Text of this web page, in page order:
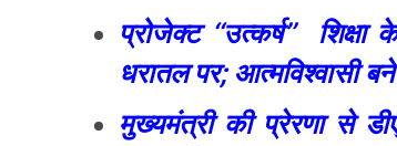
प्रोजेक्ट ‘‘उत्कर्ष’’
धरातल पर; आत्मविश्वासी
मुख्यमंत्री की प्रेरणा से